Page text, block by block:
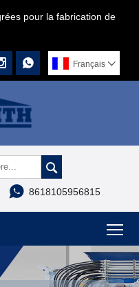
pour la fabrication de
 Français 

 8618105956815